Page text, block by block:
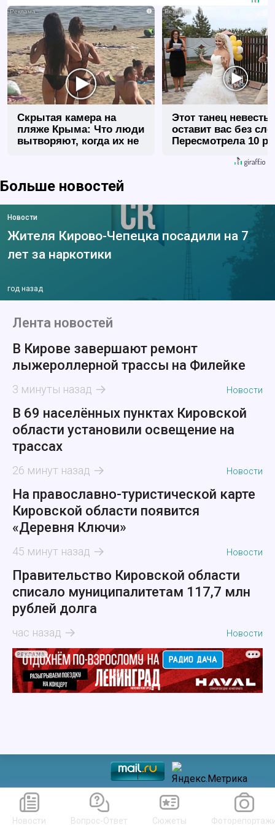
i
Скрытая камера на
пляже Крыма: Что люди
вытворяют, когда их не
Этот танец невесты
оставит вас без
Пересмотрела 10
Больше новостей
Новости
Жителя Кирово-Чепецка посадили на 7
лет за наркотики
год назад
Лента новостей
В Кирове завершают ремонт
лыжероллерной трассы на Филейке
3 минуты назад Новости
В 69 населённых пунктах Кировской
области установили освещение на
трассах
26 минут назад Новости
На православно-туристической карте
Кировской области появится
«Деревня Ключи»
45 минут назад Новости
Правительство Кировской области
списало муниципалитетам 117,7 млн
рублей долга
час назад Новости
РЕКЛАМА
Новости Вопрос-Ответ Сюжеты